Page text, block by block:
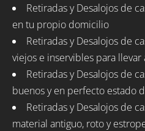
Retiradas y Desalojos de
en tu propio domicilio
Retiradas y Desalojos de
viejos e inservibles para
Retiradas y Desalojos de
buenos y en perfecto estado
Retiradas y Desalojos de
material antiguo, roto y